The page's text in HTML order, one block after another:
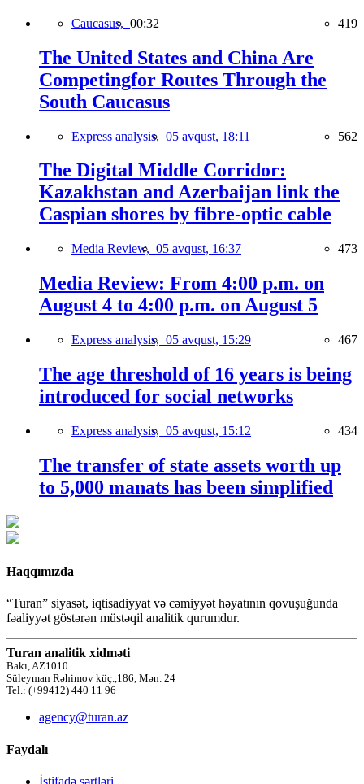
Caucasus, 00:32 419
The United States and China Are
Competingfor Routes Through the
South Caucasus
Express analysis, 05 avqust, 18:11 562
The Digital Middle Corridor:
Kazakhstan and Azerbaijan link the
Caspian shores by fibre-optic cable
Media Review, 05 avqust, 16:37 473
Media Review: From 4:00 p.m. on
August 4 to 4:00 p.m. on August 5
Express analysis, 05 avqust, 15:29 467
The age threshold of 16 years is being
introduced for social networks
Express analysis, 05 avqust, 15:12 434
The transfer of state assets worth up
to 5,000 manats has been simplified
Haqqımızda
“Turan” siyasət, iqtisadiyyat və cəmiyyət həyatının qovuşuğunda
fəaliyyət göstərən müstəqil analitik qurumdur.
Turan analitik xidməti
Bakı, AZ1010
Süleyman Rəhimov küç.,186, Mən. 24
Tel.: (+99412) 440 11 96
agency@turan.az
Faydalı
İstifadə şərtləri